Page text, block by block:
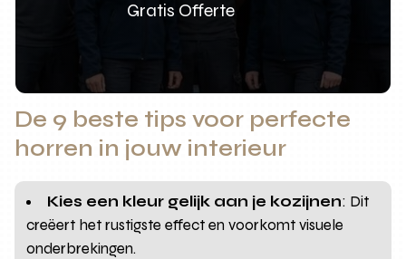
Gratis Offerte
De 9 beste tips voor perfecte
horren in jouw interieur
Kies een kleur gelijk aan je kozijnen: Dit
creëert het rustigste effect en voorkomt visuele
onderbrekingen.